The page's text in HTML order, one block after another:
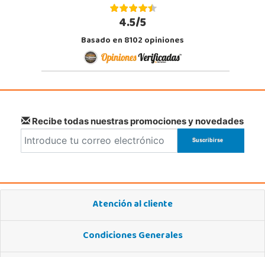
4.5/5
Basado en 8102 opiniones
Recibe todas nuestras promociones y novedades
Atención al cliente
Condiciones Generales